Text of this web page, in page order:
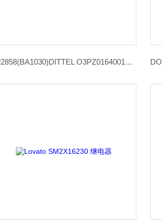
F22858(BA1030)DITTEL O3PZ0164001震动传感器